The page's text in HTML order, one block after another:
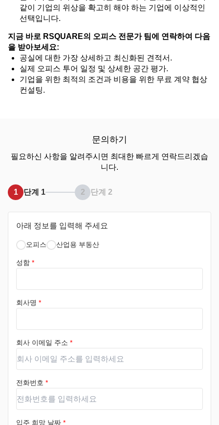
같이 기업의 위상을 확고히 해야 하는 기업에 이상적인
선택입니다.
지금 바로 RSQUARE의 오피스 전문가 팀에 연락하여 다음
을 받아보세요:
공실에 대한 가장 상세하고 최신화된 견적서.
실제 오피스 투어 일정 및 상세한 공간 평가.
기업을 위한 최적의 조건과 비용을 위한 무료 계약 협상
컨설팅.
문의하기
필요하신 사항을 알려주시면 최대한 빠르게 연락드리겠습
니다.
1 단계 1 2 단계 2
아래 정보를 입력해 주세요
오피스 산업용 부동산
성함 *
회사명 *
회사 이메일 주소 *
전화번호 *
입주 희망 날짜 *